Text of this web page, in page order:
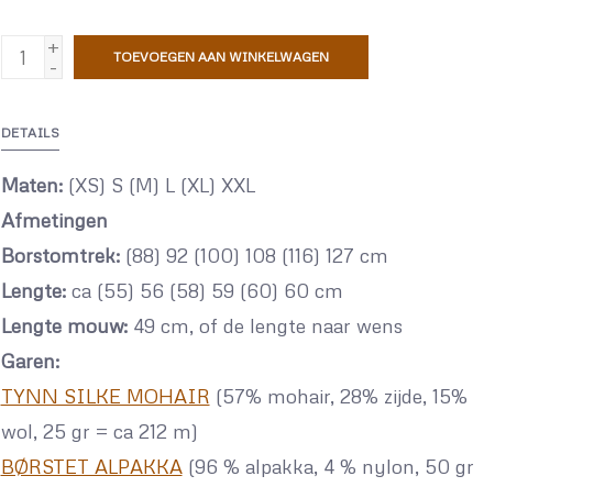
+
-
TOEVOEGEN AAN WINKELWAGEN
DETAILS
Maten:(XS) S (M) L (XL) XXL
Afmetingen
Borstomtrek:(88) 92 (100) 108 (116) 127 cm
Lengte:ca (55) 56 (58) 59 (60) 60 cm
Lengte mouw:49 cm, of de lengte naar wens
Garen:
TYNN SILKE MOHAIR (57% mohair, 28% zijde, 15%
wol, 25 gr = ca 212 m)
BØRSTET ALPAKKA(96 % alpakka, 4 % nylon, 50 gr